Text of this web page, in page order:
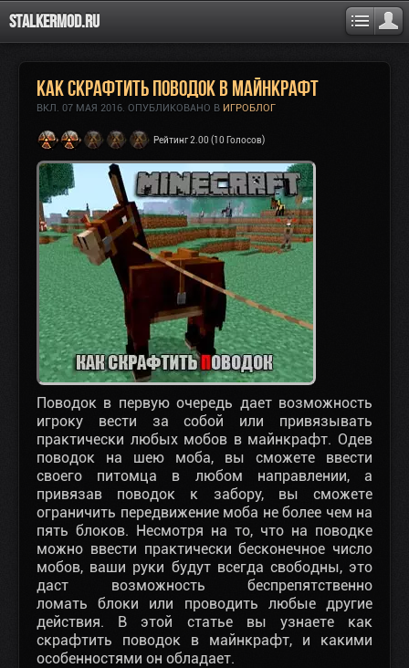
Stalkermod.ru
Как скрафтить поводок в Майнкрафт
ВКЛ. 07 МАЯ 2016. ОПУБЛИКОВАНО В ИГРОБЛОГ
Рейтинг 2.00 (10 Голосов)
Поводок в первую очередь дает возможность
игроку вести за собой или привязывать
практически любых мобов в майнкрафт. Одев
поводок на шею моба, вы сможете ввести
своего питомца в любом направлении, а
привязав поводок к забору, вы сможете
ограничить передвижение моба не более чем на
пять блоков. Несмотря на то, что на поводке
можно ввести практически бесконечное число
мобов, ваши руки будут всегда свободны, это
даст возможность беспрепятственно
ломать блоки или проводить любые другие
действия. В этой статье вы узнаете как
скрафтить поводок в майнкрафт, и какими
особенностями он обладает.